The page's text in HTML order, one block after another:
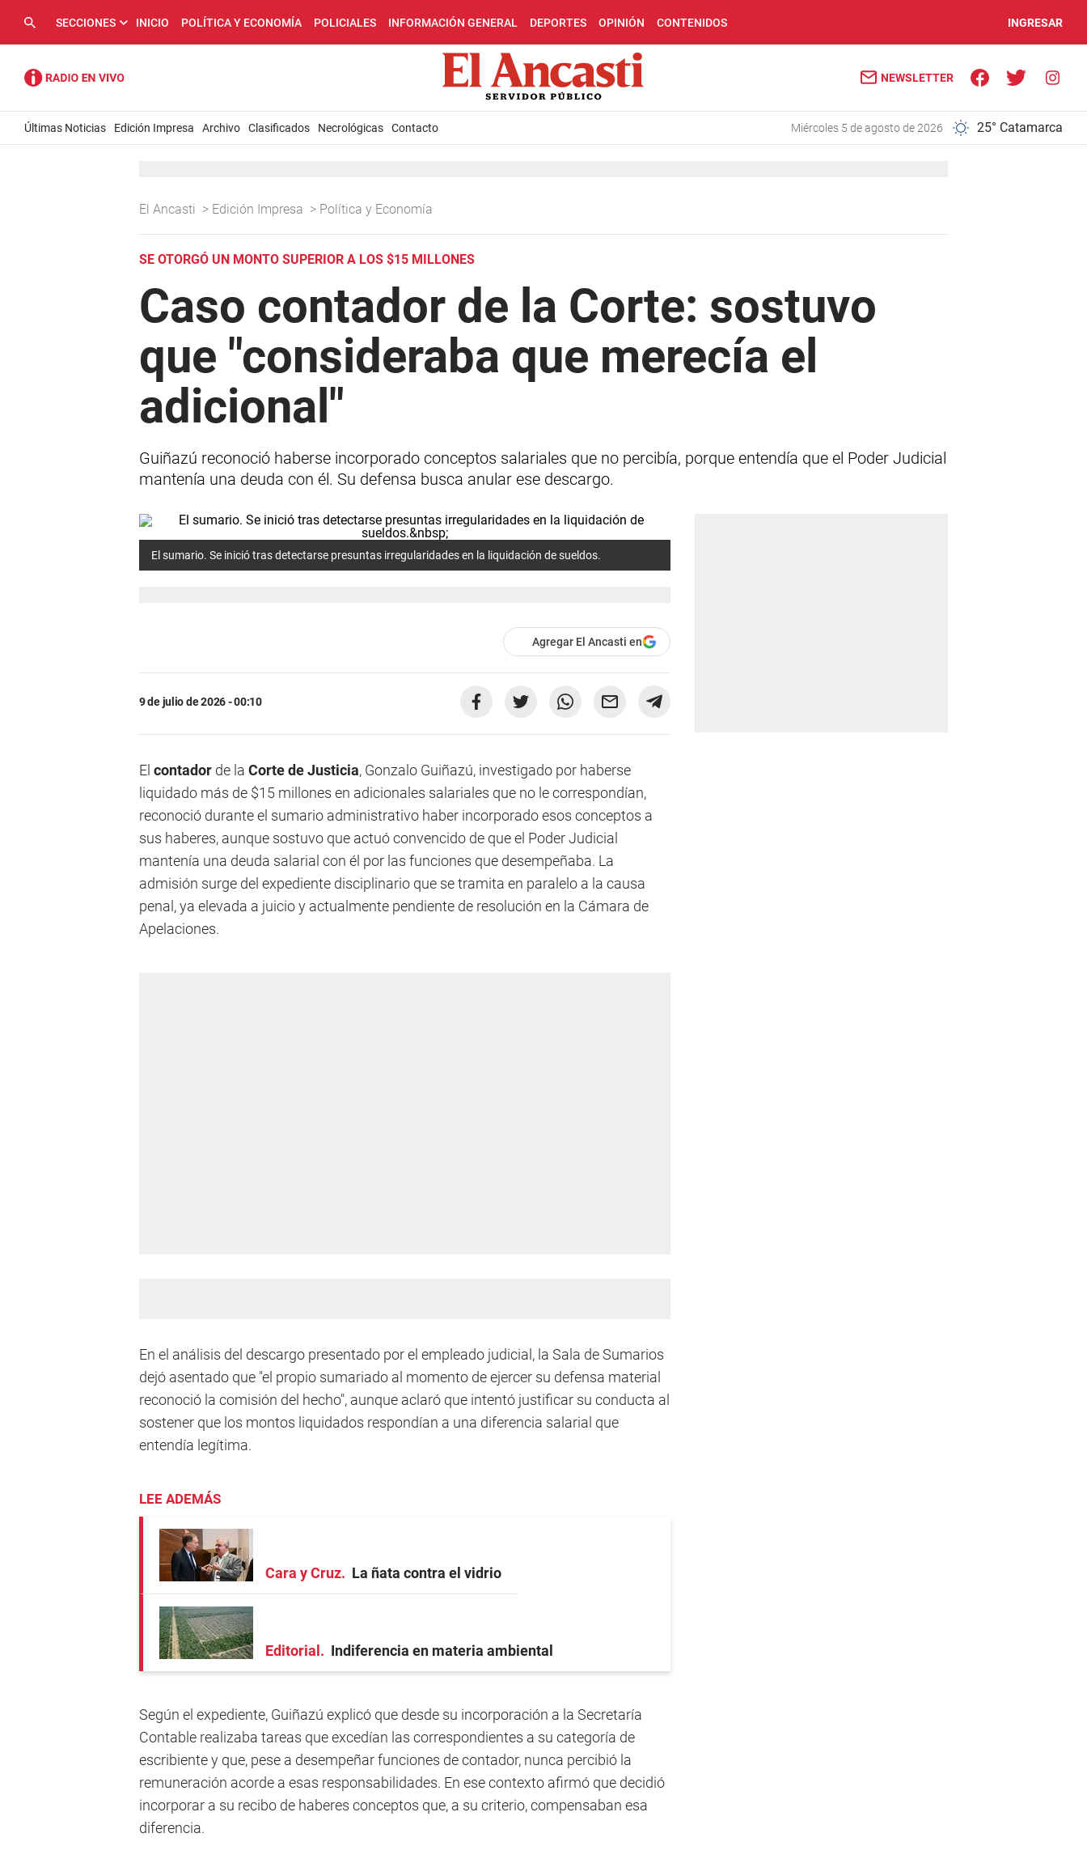
SECCIONES INICIO POLÍTICA Y ECONOMÍA POLICIALES INFORMACIÓN GENERAL DEPORTES OPINIÓN CONTENIDOS INGRESAR
NEWSLETTER
Últimas Noticias Edición Impresa Archivo Clasificados Necrológicas Contacto miércoles 5 de agosto de 2026 25° Catamarca
El Ancasti > Edición Impresa > Política y Economía
SE OTORGÓ UN MONTO SUPERIOR A LOS $15 MILLONES
Caso contador de la Corte: sostuvo
que "consideraba que merecía el
adicional"
Guiñazú reconoció haberse incorporado conceptos salariales que no percibía, porque entendía que el Poder Judicial
mantenía una deuda con él. Su defensa busca anular ese descargo.
El sumario. Se inició tras detectarse presuntas irregularidades en la liquidación de sueldos.
Agregar El Ancasti en
9 de julio de 2026 - 00:10
El contador de la Corte de Justicia, Gonzalo Guiñazú, investigado por haberse
liquidado más de $15 millones en adicionales salariales que no le correspondían,
reconoció durante el sumario administrativo haber incorporado esos conceptos a
sus haberes, aunque sostuvo que actuó convencido de que el Poder Judicial
mantenía una deuda salarial con él por las funciones que desempeñaba. La
admisión surge del expediente disciplinario que se tramita en paralelo a la causa
penal, ya elevada a juicio y actualmente pendiente de resolución en la Cámara de
Apelaciones.
En el análisis del descargo presentado por el empleado judicial, la Sala de Sumarios
dejó asentado que "el propio sumariado al momento de ejercer su defensa material
reconoció la comisión del hecho", aunque aclaró que intentó justificar su conducta al
sostener que los montos liquidados respondían a una diferencia salarial que
entendía legítima.
LEE ADEMÁS
Cara y Cruz La ñata contra el vidrio
Editorial Indiferencia en materia ambiental
Según el expediente, Guiñazú explicó que desde su incorporación a la Secretaría
Contable realizaba tareas que excedían las correspondientes a su categoría de
escribiente y que, pese a desempeñar funciones de contador, nunca percibió la
remuneración acorde a esas responsabilidades. En ese contexto afirmó que decidió
incorporar a su recibo de haberes conceptos que, a su criterio, compensaban esa
diferencia.